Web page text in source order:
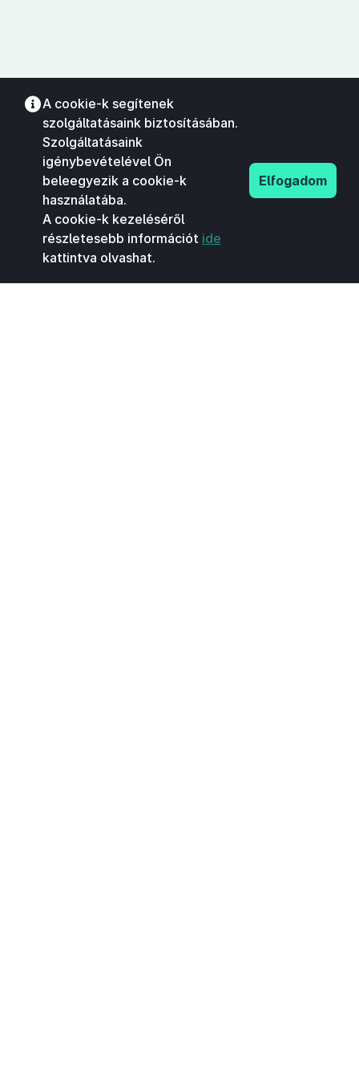
A cookie-k segítenek
szolgáltatásaink biztosításában.
Szolgáltatásaink
igénybevételével Ön
beleegyezik a cookie-k
használatába.
A cookie-k kezeléséről
részletesebb információt ide
kattintva olvashat.
Elfogadom